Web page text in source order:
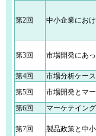
第2回 中小企業にお
第3回 市場開発にあ
第4回
市場分析ケー
第5回
市場開発とマ
第6回
マーケテイン
第7回 製品政策と中